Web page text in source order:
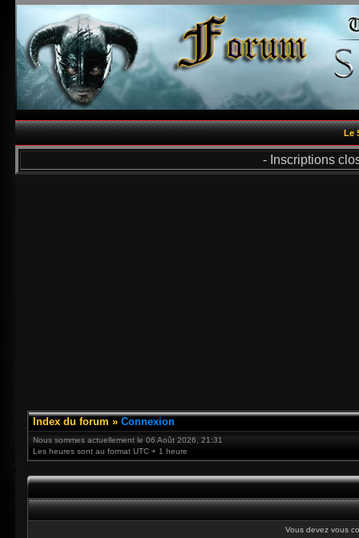
Le
- Inscriptions
Index du forum » Connexion
Nous sommes actuellement le 06 Août 2026, 21:31
Les heures sont au format UTC + 1 heure
Vous devez vous